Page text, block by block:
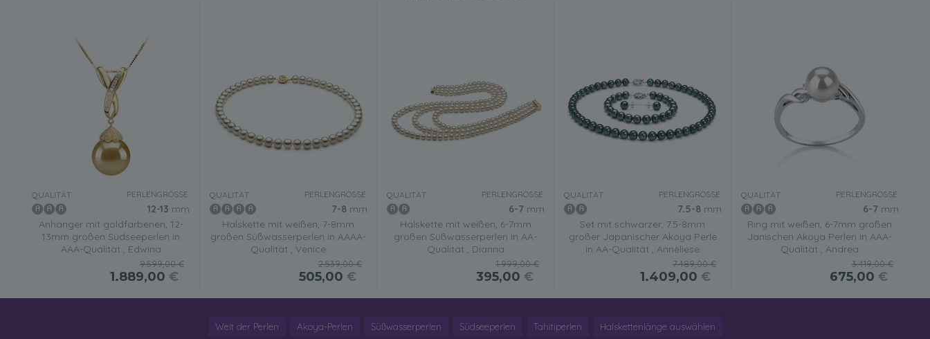
QUALITÄT: PERLENGRÖSSE:
12-13 mm
Anhänger mit goldfarbenen, 12-
13mm großen Südseeperlen in
AAA-Qualität , Edwina
9.599,00 €
1.889,00 €
QUALITÄT: PERLENGRÖSSE:
7-8mm
Halskette mit weißen, 7-8mm
großen Süßwasserperlen in AAAA-
Qualität , Venice
2.539,00 €
505,00 €
QUALITÄT: PERLENGRÖSSE:
6-7 mm
Halskette mit weißen, 6-7mm
großen Süßwasserperlen in AA-
Qualität , Dianna
1.999,00 €
395,00 €
QUALITÄT: PERLENGRÖSSE:
7.5-8mm
Set mit schwarzer, 7.5-8mm
großer Japanischer Akoya Perle
in AA-Qualität , Anneliese
7.489,00 €
1.409,00 €
QUALITÄT: PERLENGRÖSSE:
6-7 mm
Ring mit weißen, 6-7mm großen
Janischen Akoya Perlen in AAA-
Qualität , Andrea
3.419,00 €
675,00 €
Welt der Perlen Akoya-Perlen Süßwasserperlen Südseeperlen Tahitiperlen Halskettenlänge auswählen